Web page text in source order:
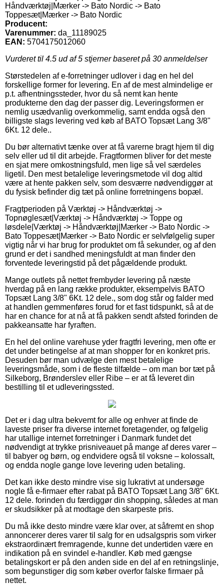
Håndværktøj|Mærker -> Bato Nordic -> Bato
Toppesæt|Mærker -> Bato Nordic
Producent:
Varenummer: da_11189025
EAN: 5704175012060
Vurderet til 4.5 ud af 5 stjerner baseret på 30 anmeldelser
Størstedelen af e-forretninger udlover i dag en hel del
forskellige former for levering. En af de mest almindelige er
p.t. afhentningssteder, hvor du så nemt kan hente
produkterne den dag der passer dig. Leveringsformen er
nemlig usædvanlig overkommelig, samt endda også den
billigste slags levering ved køb af BATO Topsæt Lang 3/8"
6Kt. 12 dele..
Du bør alternativt tænke over at få varerne bragt hjem til dig
selv eller ud til dit arbejde. Fragtformen bliver for det meste
en sjat mere omkostningsfuld, men lige så vel særdeles
ligetil. Den mest betalelige leveringsmetode vil dog altid
være at hente pakken selv, som desværre nødvendiggør at
du fysisk befinder dig tæt på online forretningens bopæl.
Fragtperioden på Værktøj -> Håndværktøj ->
Topnøglesæt|Værktøj -> Håndværktøj -> Toppe og
løsdele|Værktøj -> Håndværktøj|Mærker -> Bato Nordic ->
Bato Toppesæt|Mærker -> Bato Nordic er selvfølgelig super
vigtig når vi har brug for produktet om få sekunder, og af den
grund er det i sandhed meningsfuldt at man finder den
forventede leveringstid på det pågældende produkt.
Mange outlets på nettet frembyder levering på næste
hverdag på en lang række produkter, eksempelvis BATO
Topsæt Lang 3/8" 6Kt. 12 dele., som dog står og falder med
at handlen gemmenføres forud for et fast tidspunkt, så at de
har en chance for at nå at få pakken sendt afsted forinden de
pakkeansatte har fyraften.
En hel del online varehuse yder fragtfri levering, men ofte er
det under betingelse af at man shopper for en konkret pris.
Desuden bør man udvælge den mest betalelige
leveringsmåde, som i de fleste tilfælde – om man bor tæt på
Silkeborg, Brønderslev eller Ribe – er at få leveret din
bestilling til et udleveringssted.
Det er i dag ultra bekvemt for alle og enhver at finde de
laveste priser fra diverse internet foretagender, og følgelig
har utallige internet forretninger i Danmark fundet det
nødvendigt at trykke prisniveauet på mange af deres varer –
til babyer og børn, og endvidere også til voksne – kolossalt,
og endda nogle gange love levering uden betaling.
Det kan ikke desto mindre vise sig lukrativt at undersøge
nogle få e-firmaer efter rabat på BATO Topsæt Lang 3/8" 6Kt.
12 dele. forinden du færdiggør din shopping, således at man
er skudsikker på at modtage den skarpeste pris.
Du må ikke desto mindre være klar over, at såfremt en shop
annoncerer deres varer til salg for en udsalgspris som virker
ekstraordinært fremragende, kunne det undertiden være en
indikation på en svindel e-handler. Køb med gængse
betalingskort er på den anden side en del af en retningslinje,
som begunstiger dig som køber overfor falske firmaer på
nettet.